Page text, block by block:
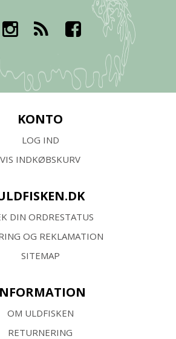
KONTO
LOG IND
VIS INDKØBSKURV
DIN ORDRESTATUS
OG REKLAMATION
SITEMAP
OM ULDFISKEN
RETURNERING